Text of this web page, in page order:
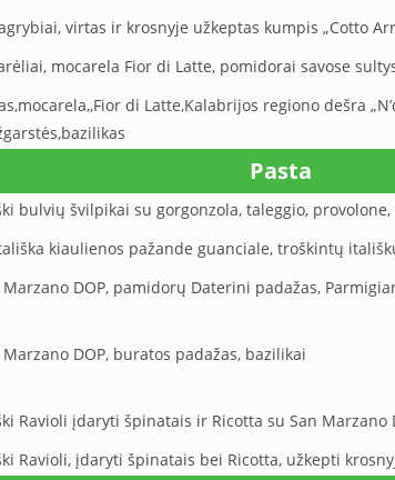
virtas ir krosnyje užkeptas kumpis „Cotto
mocarela Fior di Latte, pomidorai savose
di Latte,Kalabrijos regiono dešra
Pasta
bulvių švilpikai su gorgonzola, taleggio,
kiaulienos pažande guanciale, troškintų
DOP, pamidorų Daterini padažas,
DOP, buratos padažas, bazilikai
Ravioli įdaryti špinatais ir Ricotta su San
Ravioli, įdaryti špinatais bei Ricotta, užkepti